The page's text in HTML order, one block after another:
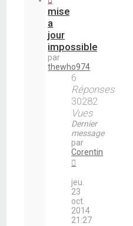
mise
a
jour
impossible
par
thewho974
6
Réponses
30282
Vues
Dernier
message
par
Corentin
jeu.
23
oct.
2014
21:27